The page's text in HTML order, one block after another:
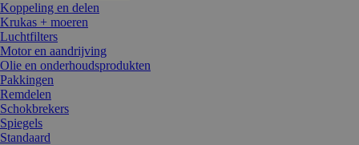
Koppeling en delen
Krukas + moeren
Luchtfilters
Motor en aandrijving
Olie en onderhoudsprodukten
Pakkingen
Remdelen
Schokbrekers
Spiegels
Standaard